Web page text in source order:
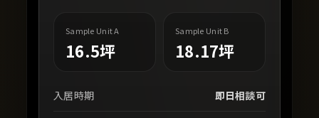
Sample Unit A
16.5坪
Sample Unit B
18.17坪
入居時期 即日相談可